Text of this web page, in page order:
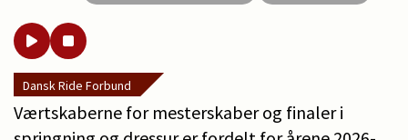
Dansk Ride Forbund
Værtskaberne for mesterskaber og finaler i